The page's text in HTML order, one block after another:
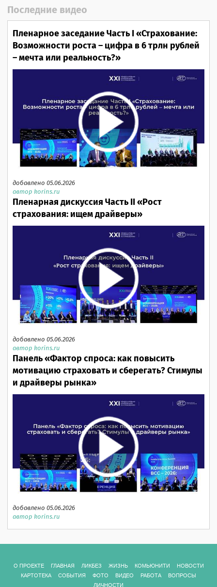
Последние видео
Пленарное заседание Часть I «Страхование:
Возможности роста – цифра в 6 трлн рублей
– мечта или реальность?»
добавлено 05.06.2026
автор korins.ru
Пленарная дискуссия Часть II «Рост
страхования: ищем драйверы»
добавлено 05.06.2026
автор korins.ru
Панель «Фактор спроса: как повысить
мотивацию страховать и сберегать? Стимулы
и драйверы рынка»
добавлено 05.06.2026
автор korins.ru
О ПРОЕКТЕ ГЛАВНАЯ ЛИКБЕЗ ЖИЗНЬ КОМЬЮНИТИ
НОВОСТИ
КАРТОТЕКА
СОБЫТИЯ ФОТО ВИДЕО РАБОТА
ВОПРОСЫ
ЛИЧНОСТИ